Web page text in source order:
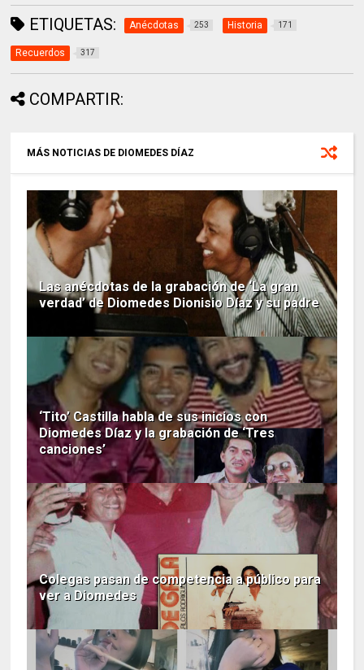
ETIQUETAS: Anécdotas 253 Historia 171
Recuerdos 317
COMPARTIR:
MÁS NOTICIAS DE DIOMEDES DÍAZ
Las anécdotas de la grabación de ‘La gran
verdad’ de Diomedes Dionisio Díaz y su padre
‘Tito’ Castilla habla de sus inicios con
Diomedes Díaz y la grabación de ‘Tres
canciones’
Colegas pasan de competencia a público para
ver a Diomedes